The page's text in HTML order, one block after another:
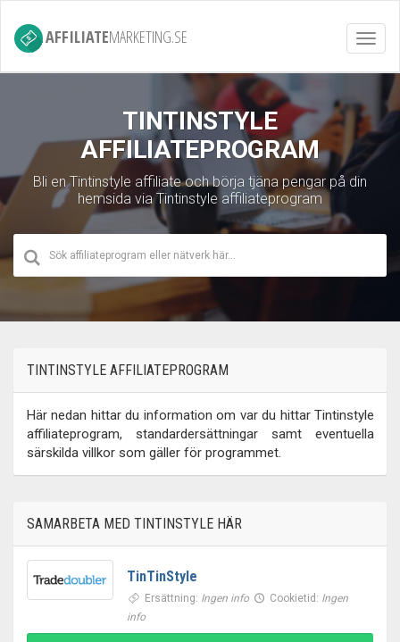
AFFILIATEMARKETING.SE
TINTINSTYLE
AFFILIATEPROGRAM
Bli en Tintinstyle affiliate och börja tjäna pengar på din
hemsida via Tintinstyle affiliateprogram
TINTINSTYLE AFFILIATEPROGRAM
Här nedan hittar du information om var du hittar Tintinstyle
affiliateprogram, standardersättningar samt eventuella
särskilda villkor som gäller för programmet.
SAMARBETA MED TINTINSTYLE HÄR
TinTinStyle
Ersättning: Ingen info Cookietid: Ingen
info